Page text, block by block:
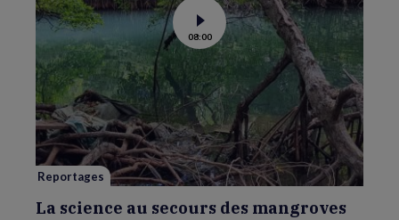
Voir
la
vidéo
de
La
science
au
secours
des
mangroves
de
Martinique
08:00
Reportages
La science au secours des mangroves